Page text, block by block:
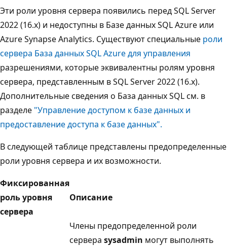
Эти роли уровня сервера появились перед SQL Server
2022 (16.x) и недоступны в Базе данных SQL Azure или
Azure Synapse Analytics. Существуют специальные роли
сервера База данных SQL Azure для управления
разрешениями, которые эквивалентны ролям уровня
сервера, представленным в SQL Server 2022 (16.x).
Дополнительные сведения о База данных SQL см. в
разделе "Управление доступом к базе данных и
предоставление доступа к базе данных".
В следующей таблице представлены предопределенные
роли уровня сервера и их возможности.
Фиксированная
роль уровня
сервера
Описание
Члены предопределенной роли
сервера sysadmin могут выполнять